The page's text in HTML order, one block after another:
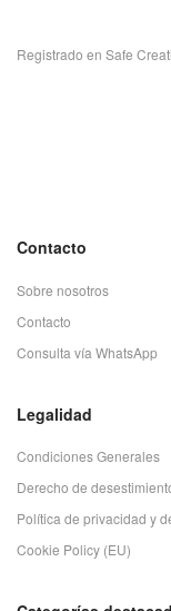
Registrado en Safe
Contacto
Sobre nosotros
Contacto
Consulta vía WhatsApp
Legalidad
Condiciones Generales
Derecho de
Política de privacidad y
Cookie Policy (EU)